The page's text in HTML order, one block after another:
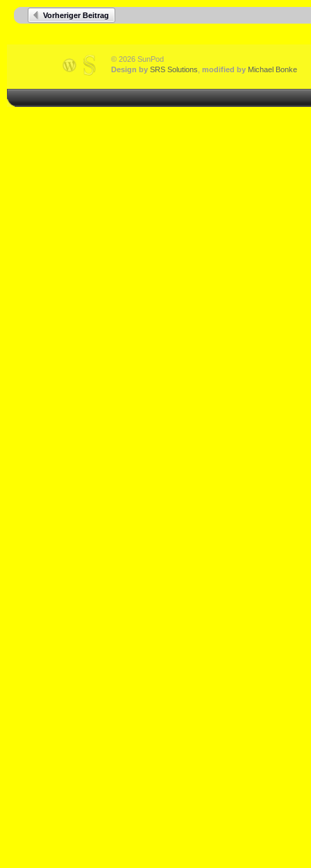
Vorheriger Beitrag
© 2026 SunPod
Design by SRS Solutions modified by Michael Bonke